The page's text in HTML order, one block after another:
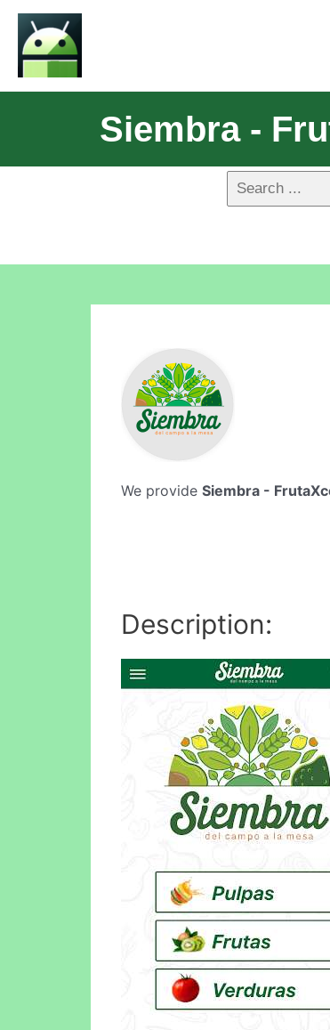
Siembra -
We provide Siembra -
Description: